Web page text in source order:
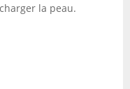
la peau.